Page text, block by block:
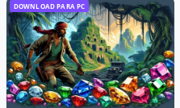
DOWNLOAD PARA PC